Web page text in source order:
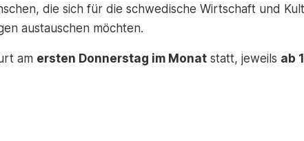
die sich für die schwedische Wirtschaft und
austauschen möchten.
am ersten Donnerstag im Monat statt, jeweils ab